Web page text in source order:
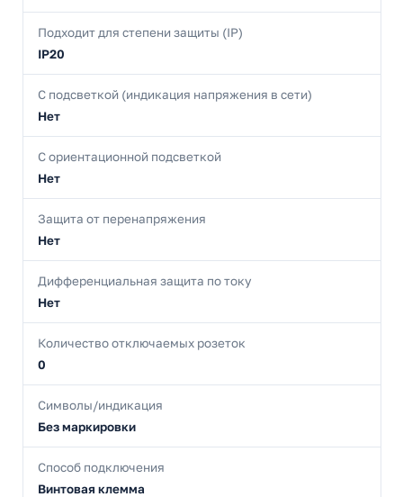
Подходит для степени защиты (IP)
IP20
С подсветкой (индикация напряжения в сети)
Нет
С ориентационной подсветкой
Нет
Защита от перенапряжения
Нет
Дифференциальная защита по току
Нет
Количество отключаемых розеток
0
Символы/индикация
Без маркировки
Способ подключения
Винтовая клемма